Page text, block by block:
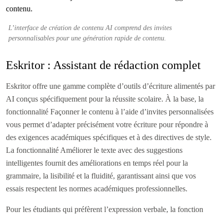
L’interface de création de contenu AI comprend des invites
personnalisables pour une génération rapide de contenu.
Eskritor : Assistant de rédaction complet
Eskritor offre une gamme complète d’outils d’écriture alimentés par
AI conçus spécifiquement pour la réussite scolaire. À la base, la
fonctionnalité Façonner le contenu à l’aide d’invites personnalisées
vous permet d’adapter précisément votre écriture pour répondre à
des exigences académiques spécifiques et à des directives de style.
La fonctionnalité Améliorer le texte avec des suggestions
intelligentes fournit des améliorations en temps réel pour la
grammaire, la lisibilité et la fluidité, garantissant ainsi que vos
essais respectent les normes académiques professionnelles.
Pour les étudiants qui préfèrent l’expression verbale, la fonction